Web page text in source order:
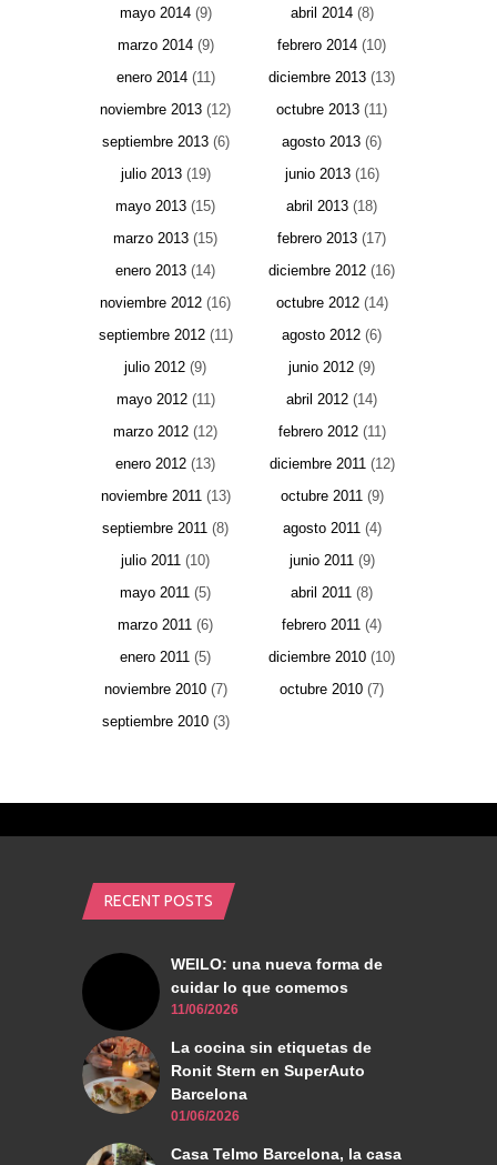
mayo 2014(9) abril 2014(8)
marzo 2014(9) febrero 2014 (10)
enero 2014(11) diciembre 2013 (13)
noviembre 2013 (12) octubre 2013 (11)
septiembre 2013(6) agosto 2013 (6)
julio 2013(19) junio 2013(16)
mayo 2013 (15) abril 2013 (18)
marzo 2013 (15) febrero 2013 (17)
enero 2013 (14) diciembre 2012 (16)
noviembre 2012 (16) octubre 2012(14)
septiembre 2012(11) agosto 2012 (6)
julio 2012 (9) junio 2012 (9)
mayo 2012(11) abril 2012 (14)
marzo 2012 (12) febrero 2012(11)
enero 2012 (13) diciembre 2011(12)
noviembre 2011(13) octubre 2011(9)
septiembre 2011 (8) agosto 2011(4)
julio 2011 (10) junio 2011(9)
mayo 2011 (5) abril 2011 (8)
marzo 2011 (6) febrero 2011 (4)
enero 2011 (5) diciembre 2010 (10)
noviembre 2010(7) octubre 2010 (7)
septiembre 2010(3)
RECENT POSTS
WEILO: una nueva forma de
cuidar lo que comemos
11/06/2026
La cocina sin etiquetas de
Ronit Stern en SuperAuto
Barcelona
01/06/2026
Casa Telmo Barcelona, la casa